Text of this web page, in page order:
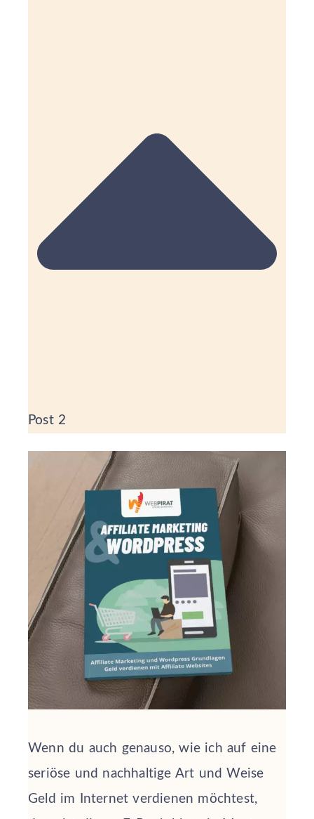
Post 2
Wenn du auch genauso, wie ich auf eine
seriöse und nachhaltige Art und Weise
Geld im Internet verdienen möchtest,